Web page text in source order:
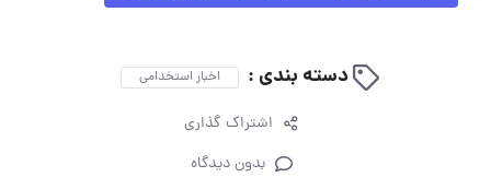
دسته بندی : اخبار استخدامی
اشتراک گذاری
بدون دیدگاه